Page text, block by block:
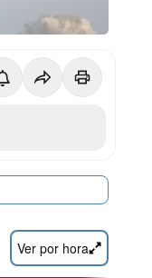
Ver por hora